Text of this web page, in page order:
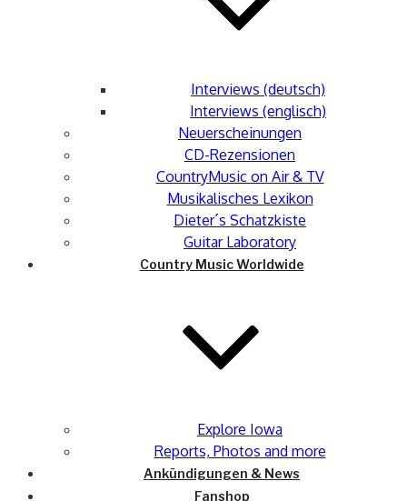
Interviews (deutsch)
Interviews (englisch)
Neuerscheinungen
CD-Rezensionen
CountryMusic on Air & TV
Musikalisches Lexikon
Dieter´s Schatzkiste
Guitar Laboratory
Country Music Worldwide
Explore Iowa
Reports, Photos and more
Ankündigungen & News
Fanshop